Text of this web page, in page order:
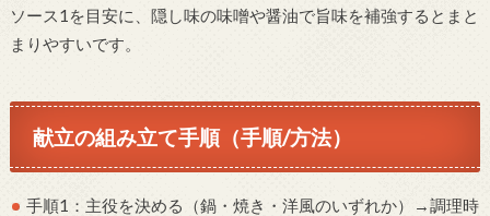
ソース1を目安に、隠し味の味噌や醤油で旨味を補強するとまと
まりやすいです。
献立の組み立て手順（手順/方法）
手順1：主役を決める（鍋・焼き・洋風のいずれか）→調理時